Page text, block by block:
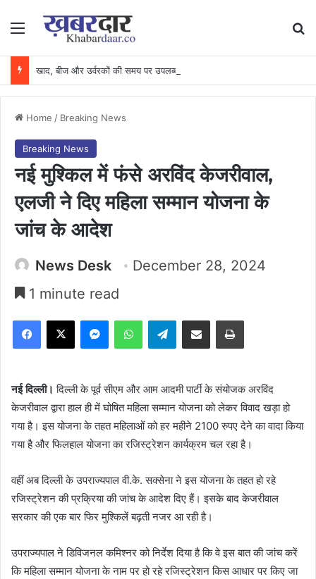
Menu
Home / Breaking News
Breaking News
नई मुश्किल में फंसे अरविंद केजरीवाल,
एलजी ने दिए महिला सम्मान योजना के
जांच के आदेश
News Desk
December 28, 2024
1 minute read
Facebook
X MessengerWhatsAppTelegramShare via Email Print
नई दिल्ली। दिल्ली के पूर्व सीएम और आम आदमी पार्टी के संयोजक अरविंद
केजरीवाल द्वारा हाल ही में घोषित महिला सम्मान योजना को लेकर विवाद खड़ा हो
गया है। इस योजना के तहत महिलाओं को हर महीने 2100 रुपए देने का वादा किया
गया है और फिलहाल योजना का रजिस्ट्रेशन कार्यक्रम चल रहा है।
वहीं अब दिल्ली के उपराज्यपाल वी.के. सक्सेना ने इस योजना के तहत हो रहे
रजिस्ट्रेशन की प्रक्रिया की जांच के आदेश दिए हैं। इसके बाद केजरीवाल
सरकार की एक बार फिर मुश्किलें बढ़ती नजर आ रही है।
उपराज्यपाल ने डिविजनल कमिश्नर को निर्देश दिया है कि वे इस बात की जांच करें
कि महिला सम्मान योजना के नाम पर हो रहे रजिस्ट्रेशन किस आधार पर किए जा